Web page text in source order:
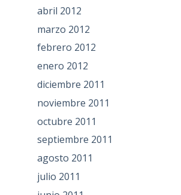
abril 2012
marzo 2012
febrero 2012
enero 2012
diciembre 2011
noviembre 2011
octubre 2011
septiembre 2011
agosto 2011
julio 2011